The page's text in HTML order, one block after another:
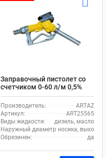
Заправочный пистолет со
счетчиком 0-60 л/м 0,5%
Производитель:
ARTAZ
Артикул:
ART25565
Виды жидкости:
дизель, масло
Наружный диаметр носика,
Обрезинен:
да